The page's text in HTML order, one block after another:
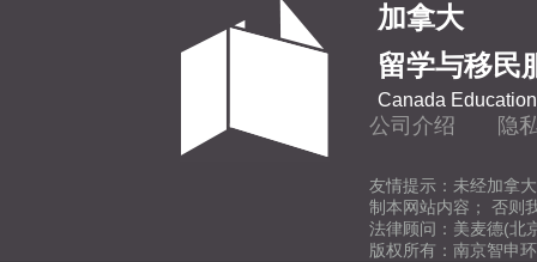
加拿大
留学与移民
Canada
公司介绍 隐
友情提示：未经加拿
制本网站内容； 否则
法律顾问：美麦德(北
版权所有：南京智申